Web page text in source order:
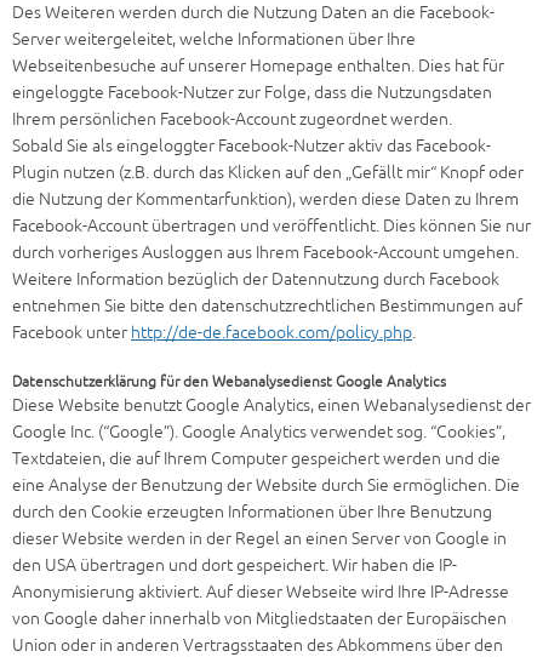
Des Weiteren werden durch die Nutzung Daten an die Facebook-
Server weitergeleitet, welche Informationen über Ihre
Webseitenbesuche auf unserer Homepage enthalten. Dies hat für
eingeloggte Facebook-Nutzer zur Folge, dass die Nutzungsdaten
Ihrem persönlichen Facebook-Account zugeordnet werden.
Sobald Sie als eingeloggter Facebook-Nutzer aktiv das Facebook-
Plugin nutzen (z.B. durch das Klicken auf den „Gefällt mir“ Knopf oder
die Nutzung der Kommentarfunktion), werden diese Daten zu Ihrem
Facebook-Account übertragen und veröffentlicht. Dies können Sie nur
durch vorheriges Ausloggen aus Ihrem Facebook-Account umgehen.
Weitere Information bezüglich der Datennutzung durch Facebook
entnehmen Sie bitte den datenschutzrechtlichen Bestimmungen auf
Facebook unter http://de-de.facebook.com/policy.php.
Datenschutzerklärung für den Webanalysedienst Google Analytics
Diese Website benutzt Google Analytics, einen Webanalysedienst der
Google Inc. (“Google”). Google Analytics verwendet sog. “Cookies”,
Textdateien, die auf Ihrem Computer gespeichert werden und die
eine Analyse der Benutzung der Website durch Sie ermöglichen. Die
durch den Cookie erzeugten Informationen über Ihre Benutzung
dieser Website werden in der Regel an einen Server von Google in
den USA übertragen und dort gespeichert. Wir haben die IP-
Anonymisierung aktiviert. Auf dieser Webseite wird Ihre IP-Adresse
von Google daher innerhalb von Mitgliedstaaten der Europäischen
Union oder in anderen Vertragsstaaten des Abkommens über den